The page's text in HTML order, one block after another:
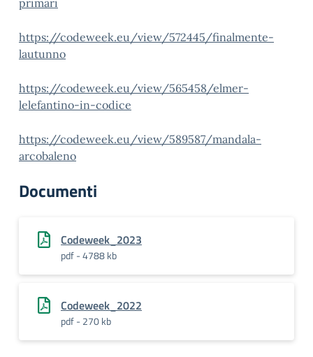
primari
https://codeweek.eu/view/572445/finalmente-
lautunno
https://codeweek.eu/view/565458/elmer-
lelefantino-in-codice
https://codeweek.eu/view/589587/mandala-
arcobaleno
Documenti
Codeweek_2023
pdf - 4788 kb
Codeweek_2022
pdf - 270 kb